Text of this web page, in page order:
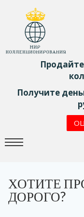
Получите
ХОТИТЕ
ДОРОГО?